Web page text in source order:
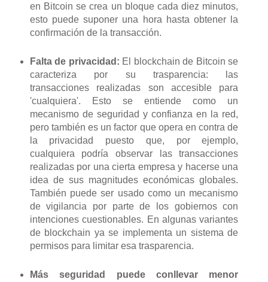
en Bitcoin se crea un bloque cada diez minutos,
esto puede suponer una hora hasta obtener la
confirmación de la transacción.
Falta de privacidad: El blockchain de Bitcoin se
caracteriza por su trasparencia: las
transacciones realizadas son accesible para
'cualquiera'. Esto se entiende como un
mecanismo de seguridad y confianza en la red,
pero también es un factor que opera en contra de
la privacidad puesto que, por ejemplo,
cualquiera podría observar las transacciones
realizadas por una cierta empresa y hacerse una
idea de sus magnitudes económicas globales.
También puede ser usado como un mecanismo
de vigilancia por parte de los gobiernos con
intenciones cuestionables. En algunas variantes
de blockchain ya se implementa un sistema de
permisos para limitar esa trasparencia.
Más seguridad puede conllevar menor